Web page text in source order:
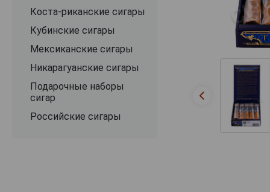
Коста-риканские сигары
Кубинские сигары
Мексиканские сигары
Никарагуанские сигары
Подарочные наборы
сигар
Российские сигары